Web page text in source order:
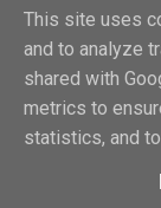
La letteratura
vita.
Fernando
La
This site uses
and to analyze
shared with
metrics to
statistics, and